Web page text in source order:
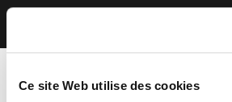
Ce site Web utilise des cookies